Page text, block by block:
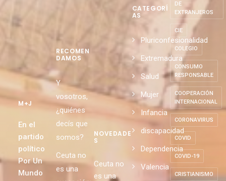
M+J
En el
partido
político
Por Un
Mundo
RECOMEN
DAMOS
Y
vosotros,
¿quiénes
decís que
somos?
Ceuta no
es una
NOVEDADE
S
Ceuta no
es una
CATEGORÍ
AS
Pluriconfesionalidad
Extremadura
Salud
Mujer
Infancia
discapacidad
Dependencia
Valencia
DE
EXTRANJEROS
CIE
COLEGIO
CONSUMO
RESPONSABLE
COOPERACIÓN
INTERNACIONAL
CORONAVIRUS
COVID
COVID-19
CRISTIANISMO